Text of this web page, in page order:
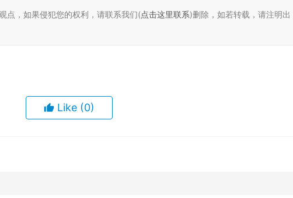
点，如果侵犯您的权利，请联系我们(点击这里联系)删除，如若转载，请注明出
Like (0)